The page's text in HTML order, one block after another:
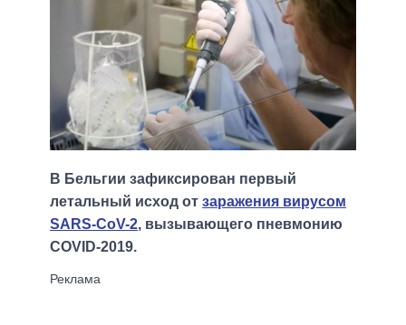
В Бельгии зафиксирован первый
летальный исход от заражения вирусом
SARS-CoV-2, вызывающего пневмонию
COVID-2019.